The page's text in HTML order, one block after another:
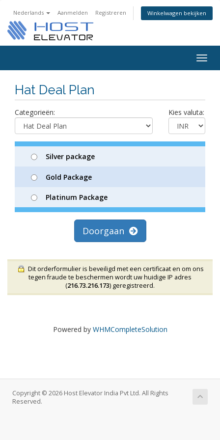
Nederlands Aanmelden Registreren Winkelwagen bekijken
Hat Deal Plan
Categorieën: Kies valuta:
Silver package
Gold Package
Platinum Package
Doorgaan
Dit orderformulier is beveiligd met een certificaat en om ons
tegen fraude te beschermen wordt uw huidige IP adres
(216.73.216.173) geregistreerd.
Powered by WHMCompleteSolution
Copyright © 2026 Host Elevator India Pvt Ltd. All Rights
Reserved.